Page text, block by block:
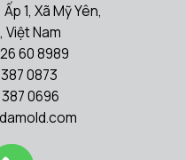
1, Xã Mỹ Yên,
Việt Nam
60 8989
0873
0696